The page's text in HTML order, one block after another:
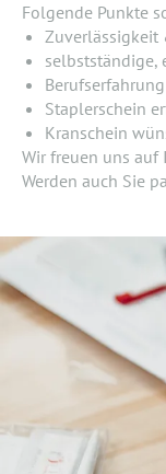
Folgende Punkte
selbstständige,
Staplerschein
Kranschein
Wir freuen uns auf
Werden auch Sie